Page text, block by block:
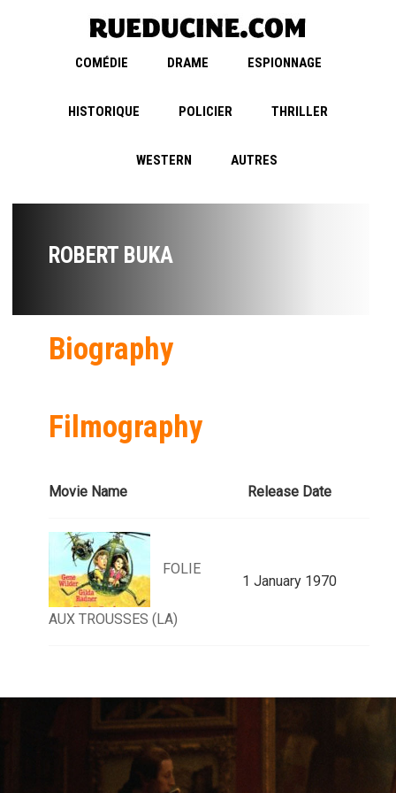
COMÉDIE DRAME ESPIONNAGE
HISTORIQUE POLICIER THRILLER
WESTERN AUTRES
ROBERT BUKA
Biography
Filmography
Movie Name Release Date
FOLIE
AUX TROUSSES (LA)
1 January 1970